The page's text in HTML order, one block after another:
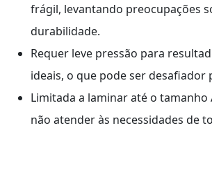
frágil, levantando preocupações
durabilidade.
Requer leve pressão para
ideais, o que pode ser desafiador
Limitada a laminar até o tamanho
não atender às necessidades de